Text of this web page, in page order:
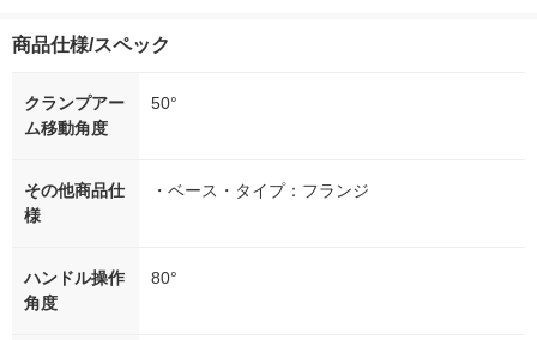
商品仕様/スペック
クランプアー
ム移動角度
50°
その他商品仕
様
・ベース・タイプ：フランジ
ハンドル操作
角度
80°